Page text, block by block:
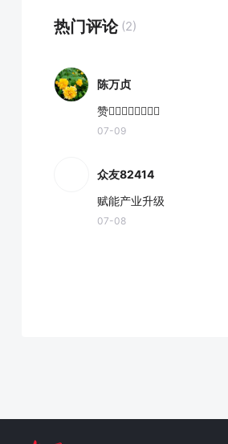
热门评论 (2)
陈万贞
赞👍🏻👍🏻👍🏻👍🏻
07-09
众友82414
赋能产业升级
07-08